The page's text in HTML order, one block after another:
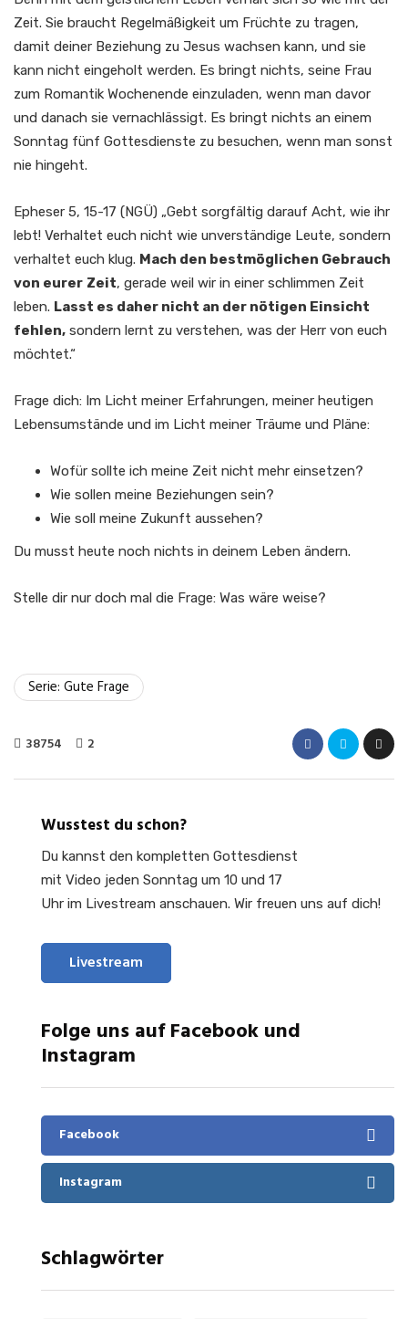
Zeit. Sie braucht Regelmäßigkeit um Früchte zu tragen,
damit deiner Beziehung zu Jesus wachsen kann, und sie
kann nicht eingeholt werden. Es bringt nichts, seine Frau
zum Romantik Wochenende einzuladen, wenn man davor
und danach sie vernachlässigt. Es bringt nichts an einem
Sonntag fünf Gottesdienste zu besuchen, wenn man sonst
nie hingeht.
Epheser 5, 15-17 (NGÜ) „Gebt sorgfältig darauf Acht, wie ihr
lebt! Verhaltet euch nicht wie unverständige Leute, sondern
verhaltet euch klug. Mach den bestmöglichen Gebrauch
von eurer Zeit, gerade weil wir in einer schlimmen Zeit
leben. Lasst es daher nicht an der nötigen Einsicht
fehlen, sondern lernt zu verstehen, was der Herr von euch
möchtet.“
Frage dich: Im Licht meiner Erfahrungen, meiner heutigen
Lebensumstände und im Licht meiner Träume und Pläne:
Wofür sollte ich meine Zeit nicht mehr einsetzen?
Wie sollen meine Beziehungen sein?
Wie soll meine Zukunft aussehen?
Du musst heute noch nichts in deinem Leben ändern.
Stelle dir nur doch mal die Frage: Was wäre weise?
Serie: Gute Frage
38754 2
Wusstest du schon?
Du kannst den kompletten Gottesdienst
mit Video jeden Sonntag um 10 und 17
Uhr im Livestream anschauen. Wir freuen uns auf dich!
Livestream
Folge uns auf Facebook und
Instagram
Facebook
Instagram
Schlagwörter